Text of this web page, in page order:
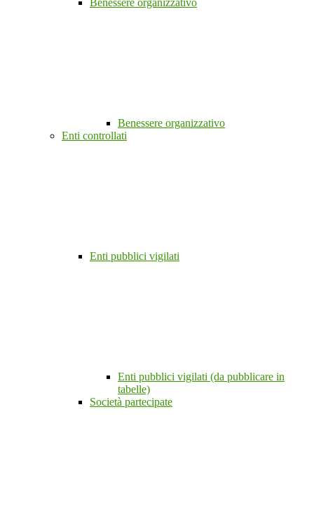
Benessere organizzativo
Benessere organizzativo
Enti controllati
Enti pubblici vigilati
Enti pubblici vigilati (da pubblicare in
tabelle)
Società partecipate